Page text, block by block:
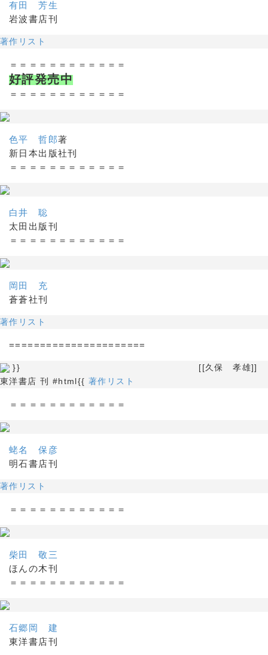
有田 芳生
岩波書店刊
著作リスト
＝＝＝＝＝＝＝＝＝＝＝＝
好評発売中
＝＝＝＝＝＝＝＝＝＝＝＝
色平 哲郎著
新日本出版社刊
＝＝＝＝＝＝＝＝＝＝＝＝
白井 聡
太田出版刊
＝＝＝＝＝＝＝＝＝＝＝＝
岡田 充
蒼蒼社刊
著作リスト
======================
}} [[久保 孝雄]]
東洋書店 刊 #html{{ 著作リスト
＝＝＝＝＝＝＝＝＝＝＝＝
蛯名 保彦
明石書店刊
著作リスト
＝＝＝＝＝＝＝＝＝＝＝＝
柴田 敬三
ほんの木刊
＝＝＝＝＝＝＝＝＝＝＝＝
石郷岡 建
東洋書店刊